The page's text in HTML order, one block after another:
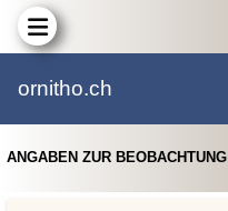
ornitho.ch
ANGABEN ZUR BEOBACHTUNG